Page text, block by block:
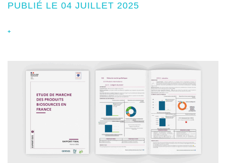
PUBLIÉ LE 04 JUILLET 2025
+